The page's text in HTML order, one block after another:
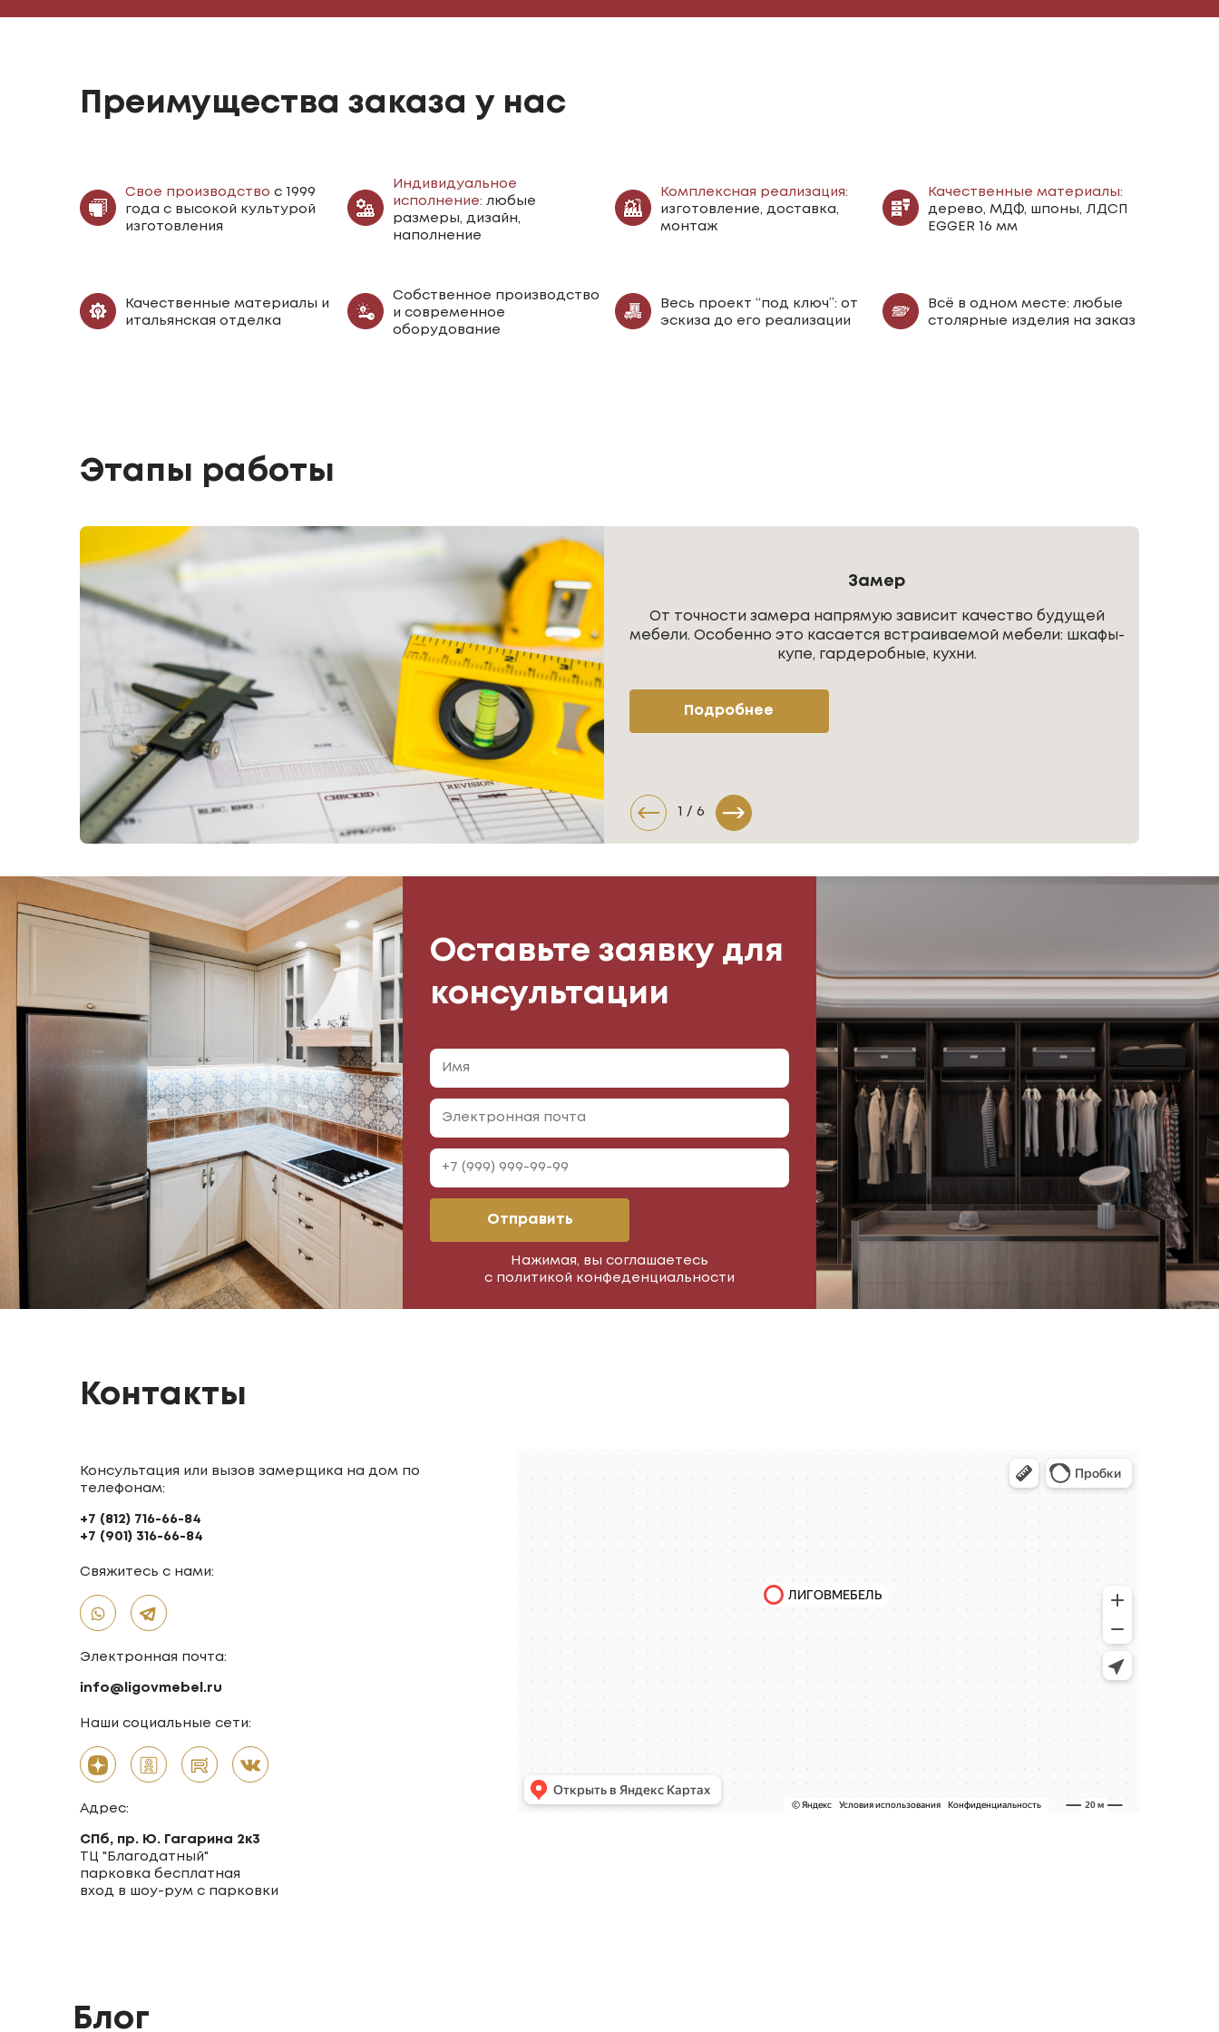
Преимущества заказа у нас
Свое производство с 1999
года с высокой культурой
изготовления
Индивидуальное
исполнение: любые
размеры, дизайн,
наполнение
Комплексная реализация:
изготовление, доставка,
монтаж
Качественные материалы:
дерево, МДФ, шпоны, ЛДСП
EGGER 16 мм
Качественные материалы и
итальянская отделка
Собственное производство
и современное
оборудование
Весь проект “под ключ”: от
эскиза до его реализации
Всё в одном месте: любые
столярные изделия на заказ
Этапы работы
Замер
От точности замера напрямую зависит качество будущей
мебели. Особенно это касается встраиваемой мебели: шкафы-
купе, гардеробные, кухни.
Подробнее
1 /6
Оставьте заявку для
консультации
Отправить
Нажимая, вы соглашаетесь
с политикой конфеденциальности
Контакты
Консультация или вызов замерщика на дом по
телефонам:
+7 (812) 716-66-84
+7 (901) 316-66-84
Свяжитесь с нами:
Электронная почта:
info@ligovmebel.ru
Наши социальные сети:
Адрес:
СПб, пр. Ю. Гагарина 2к3
ТЦ "Благодатный"
парковка бесплатная
вход в шоу-рум с парковки
Блог